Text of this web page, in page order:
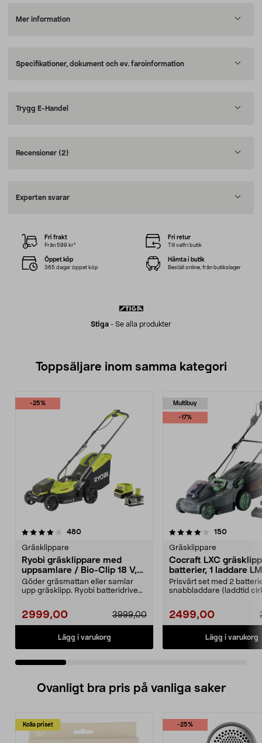
Mer information
Specifikationer, dokument och ev. faroinformation
Trygg E-Handel
Recensioner (2)
Experten svarar
Stiga - Se alla produkter
Fri frakt
Från 599 kr*
Fri retur
Till valfri butik
Öppet köp
365 dagar öppet köp
Hämta i butik
Beställ online, från butikslager
Toppsäljare inom samma kategori
-25%
480recensioner
Gräsklippare
Ryobi gräsklippare med
uppsamlare / Bio-Clip 18 V,
RLM18X33B50
Göder gräsmattan eller samlar
upp gräsklipp. Ryobi batteridriven
2999,00 3999,00
Lägg i varukorg
Multibuy
-17%
4.0 av 5 stjärnor 150
Gräsklippare
Cocraft LXC
batterier, 1 laddare
Prisvärt set med 2
snabbladdare (laddtid
2499,00
Lägg i varukorg
4.5 av 5 stjärnor
Ovanligt bra pris på vanliga saker
Kolla priset -25%